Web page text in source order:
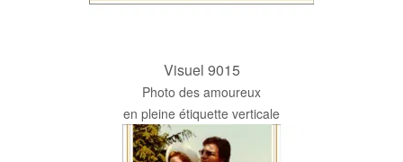
Visuel 9015
Photo des amoureux
en pleine étiquette verticale